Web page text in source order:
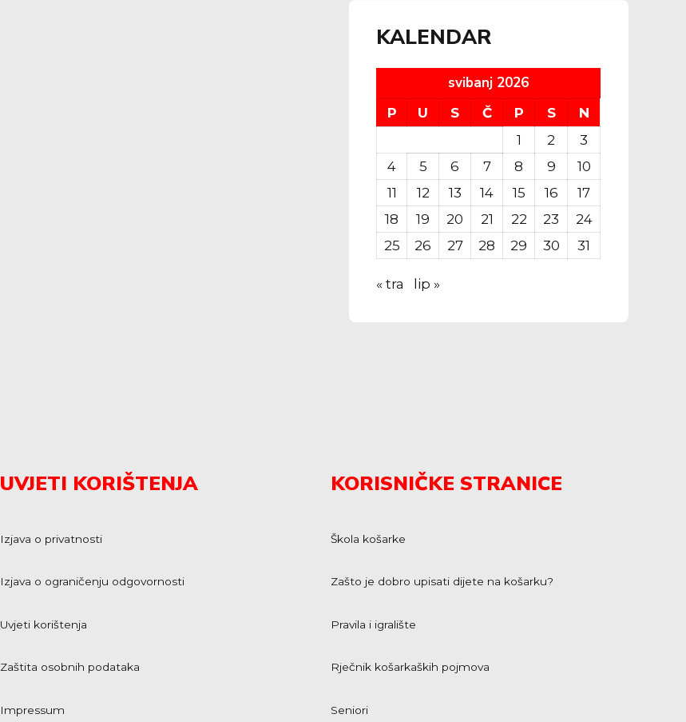
KALENDAR
svibanj 2026
P U S Č P S
N
1
2
3
4
5 6 7 8 9
10
11
12 13 14 15 16
17
18
19 20 21 22 23
24
25
26 27 28 29 30 31
« tra lip »
UVJETI KORIŠTENJA
Izjava o privatnosti
Izjava o ograničenju odgovornosti
Uvjeti korištenja
Zaštita osobnih podataka
Impressum
KORISNIČKE STRANICE
Škola košarke
Zašto je dobro upisati dijete na košarku?
Pravila i igralište
Rječnik košarkaških pojmova
Seniori